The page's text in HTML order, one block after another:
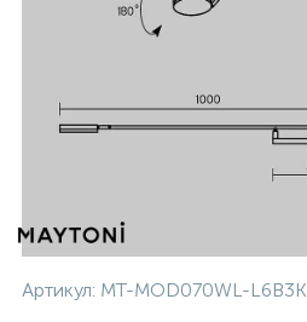
Артикул: MT-MOD070WL-L6B3K